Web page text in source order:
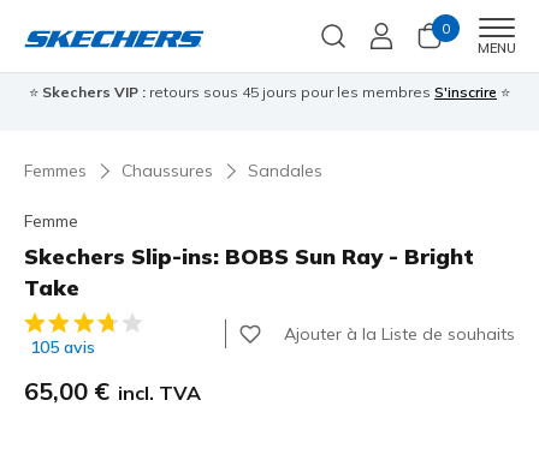
0
MENU
⭐ Skechers VIP : retours sous 45 jours pour les membres S'inscrire ⭐
Femmes Chaussures Sandales
Femme
Skechers Slip-ins: BOBS Sun Ray - Bright
Take
Évaluation client 3,7 sur 5
105 avis
Ajouter à la Liste de souhaits
65,00 € incl. TVA